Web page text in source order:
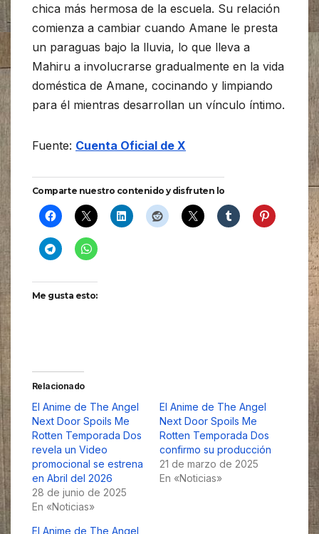
chica más hermosa de la escuela. Su relación
comienza a cambiar cuando Amane le presta
un paraguas bajo la lluvia, lo que lleva a
Mahiru a involucrarse gradualmente en la vida
doméstica de Amane, cocinando y limpiando
para él mientras desarrollan un vínculo íntimo.
Fuente: Cuenta Oficial de X
Comparte nuestro contenido y disfruten lo
Me gusta esto:
Relacionado
El Anime de The Angel
Next Door Spoils Me
Rotten Temporada Dos
revela un Video
promocional se estrena
en Abril del 2026
28 de junio de 2025
En «Noticias»
El Anime de The Angel
Next Door Spoils Me
Rotten Temporada Dos
confirmo su producción
21 de marzo de 2025
En «Noticias»
El Anime de The Angel